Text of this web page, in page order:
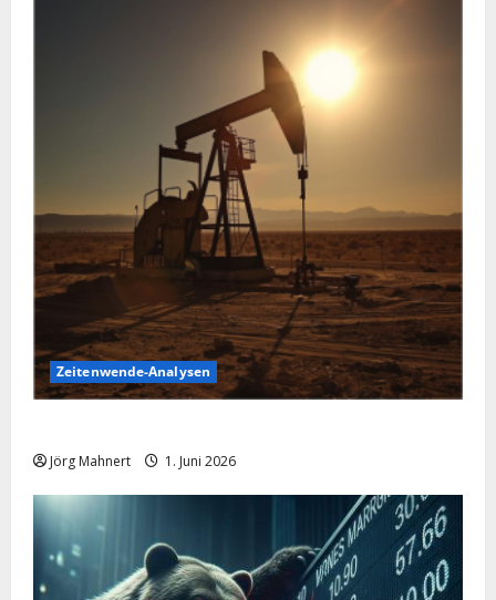
Zeitenwende-Analysen
Jörg Mahnert 1. Juni 2026